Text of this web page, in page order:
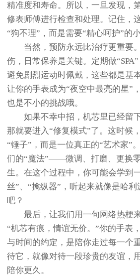
精准度和寿命。所以，一旦发现，
修表师傅进行检查和处理。记住，
“狗不理”，而是需要“精心呵护”的小
当然，预防永远比治疗更重要
伤，日常保养是关键。定期做
避免剧烈运动时佩戴，这些都是基
让你的手表成为“夜空中最亮的星”
也是不小的挑战哦。
如果不幸中招，机芯里已经留下
那就要进入“修复模式”了。这时候
“锤子”，而是一位真正的“艺术家”
们的“魔法”——微调、打磨、更换
生。在这个过程中，你可能会学到
丝”、“擒纵器”，听起来就像是哈
吧？
最后，让我们用一句网络热梗来
“机芯有痕，情谊无价。”你的手表
与时间的约定，是陪你走过每一个
待它，就像对待一段珍贵的友谊，
陪你更久。